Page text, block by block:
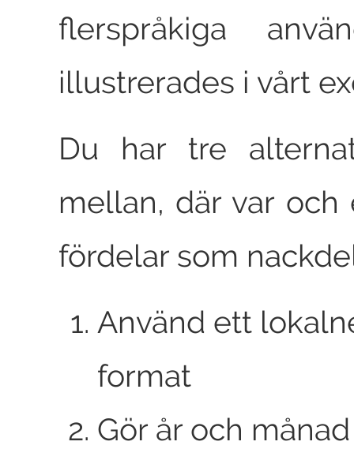
flerspråkiga
illustrerades i vårt
Du har tre
mellan, där var och
fördelar som
Använd ett
format
Gör år och